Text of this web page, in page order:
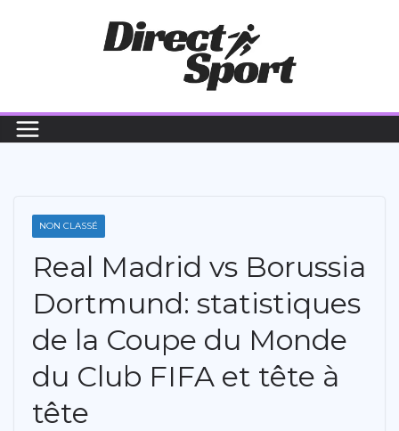
NON CLASSÉ
Real Madrid vs Borussia
Dortmund: statistiques
de la Coupe du Monde
du Club FIFA et tête à
tête